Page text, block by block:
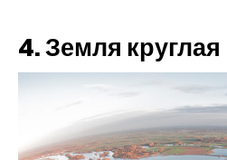
4. Земля круглая